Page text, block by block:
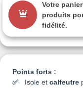
Points forts :
Isole et calfeutre
Votre
produits
fidélité.